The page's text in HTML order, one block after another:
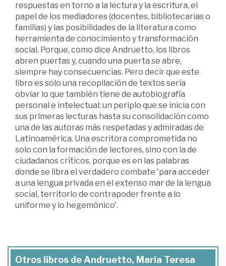
respuestas en torno a la lectura y la escritura, el
papel de los mediadores (docentes, bibliotecarias o
familias) y las posibilidades de la literatura como
herramienta de conocimiento y transformación
social. Porque, como dice Andruetto, los libros
abren puertas y, cuando una puerta se abre,
siempre hay consecuencias. Pero decir que este
libro es solo una recopilación de textos sería
obviar lo que también tiene de autobiografía
personal e intelectual: un periplo que se inicia con
sus primeras lecturas hasta su consolidación como
una de las autoras más respetadas y admiradas de
Latinoamérica. Una escritora comprometida no
solo con la formación de lectores, sino con la de
ciudadanos críticos, porque es en las palabras
donde se libra el verdadero combate 'para acceder
a una lengua privada en el extenso mar de la lengua
social, territorio de contrapoder frente a lo
uniforme y lo hegemónico'.
Otros libros de Andruetto, María Teresa